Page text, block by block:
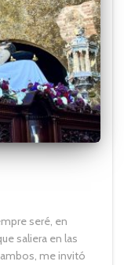
seré, en
saliera en las
me invitó